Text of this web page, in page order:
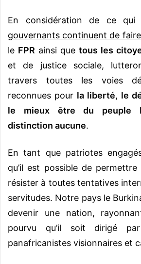
En considération de ce qui
gouvernants continuent de
le FPR ainsi que tous les
et de justice sociale,
travers toutes les voies
reconnues pour la liberté, le
le mieux être du peuple
distinction aucune.
En tant que patriotes
qu’il est possible de
résister à toutes tentatives
servitudes. Notre pays le
devenir une nation,
pourvu qu’il soit dirigé
panafricanistes visionnaires et